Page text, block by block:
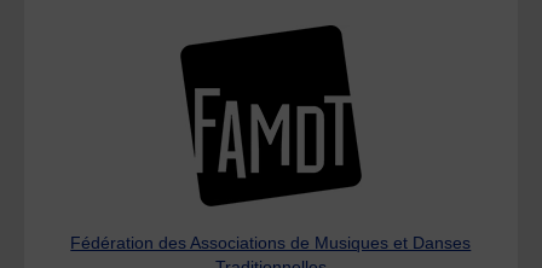
Fédération des Associations de Musiques et Danses